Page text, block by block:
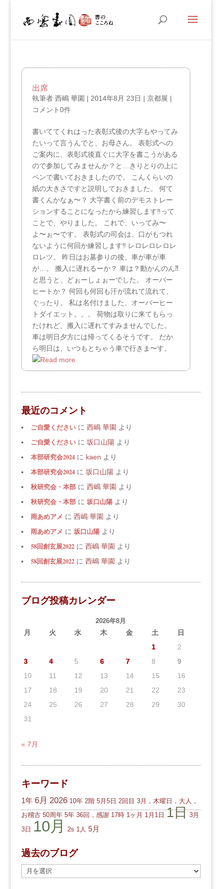
出席
執筆者 西嶋 華園 | 2014年8月 23日 | 京都展 |
コメント0件
書いててくれはった表彰式後の大字もやってみ
たいって言うんでと、お母さん。 表彰式への
ご案内に、表彰式後直ぐに大字を書こうがある
ので参加してみませんか？と…きりとりの上に
ペンで書いておきましたので。 こんくらいの
紙の大きさですと説明しておきました。 何て
書くんかなぁ〜？ 大字書く前のデモストレー
ションすることになったから練習します‼︎って
ことで、やりました。 これで、いってみ〜
よ〜ぉ〜です。 表彰式の司会は、口がもつれ
ないように何回か練習します‼︎ レロレロレロレ
ロレツ。 昨日はお墓参りの後、車が車が車
が…。 搬入に遅れるーか？ 車は？動かんのん⁈
と思うと、どぉーしょぉーでした。 オーバー
ヒートか？ 何回も何回も汗が流れて流れて、
ぐったり。 私は名付けました、オーバーヒー
トダイエット。。。 荷物は取りに来てもらっ
たけれど、搬入に遅れてすみませんでした。
車は明日夕方には帰ってくるそうです。 だか
ら明日は、いつもとちゃう車で行きま〜す。
最近のコメント
ご自愛くださいに 西嶋 華園 より
ご自愛くださいに 坂口山陽より
本部研究会2024に kaen より
本部研究会2024に 坂口山陽より
秋研究会・本部に 西嶋 華園 より
秋研究会・本部に 坂口山陽より
雨あめアメ に 西嶋 華園 より
雨あめアメ に 坂口山陽より
58回創玄展2022に 西嶋 華園 より
58回創玄展2022に 西嶋 華園 より
ブログ投稿カレンダー
2026年8月
月 火 水 木 金 土
日
1
2
3
4 5 6 7 8
9
10
11 12 13 14 15
16
17
18 19 20 21 22
23
24
25 26 27 28 29
30
31
« 7月
キーワード
1年 6月 2026 10年 2階 5月5日 2回目 3月，木曜日，大人，
お稽古 50周年 5年 36回，感謝 17時 1ヶ月 1月1日 1日 3月
3日 10月 2s 1人 5月
過去のブログ
去